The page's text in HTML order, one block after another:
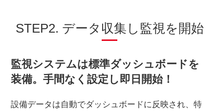
STEP2. データ収集し監視を開始
監視システムは標準ダッシュボードを
装備。手間なく設定し即日開始！
設備データは自動でダッシュボードに反映され、特